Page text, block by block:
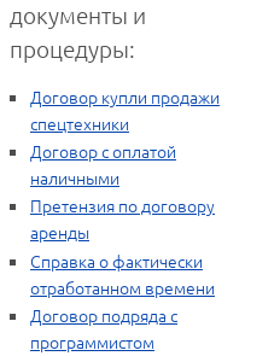
документы и
процедуры:
Договор купли продажи
спецтехники
Договор с оплатой
наличными
Претензия по договору
аренды
Справка о фактически
отработанном времени
Договор подряда с
программистом